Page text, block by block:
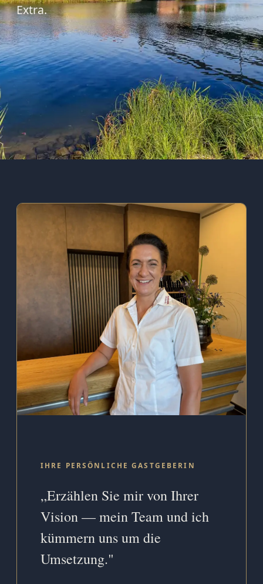
Extra.
IHRE PERSÖNLICHE GASTGEBERIN
„Erzählen Sie mir von Ihrer
Vision — mein Team und ich
kümmern uns um die
Umsetzung."